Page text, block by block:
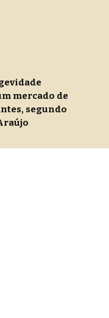
mercado de
segundo